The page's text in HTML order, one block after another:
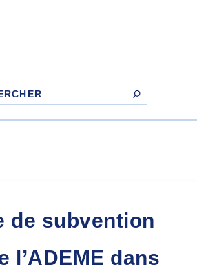
de subvention
l’ADEME dans